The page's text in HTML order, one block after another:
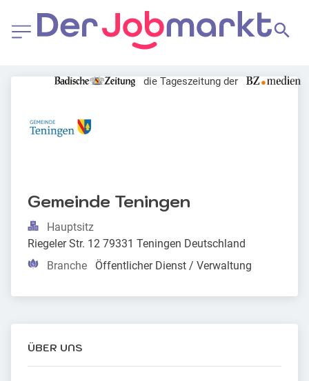
die Tageszeitung der
Gemeinde Teningen
Hauptsitz
Riegeler Str. 12 79331 Teningen Deutschland
Branche
Öffentlicher Dienst / Verwaltung
ÜBER UNS